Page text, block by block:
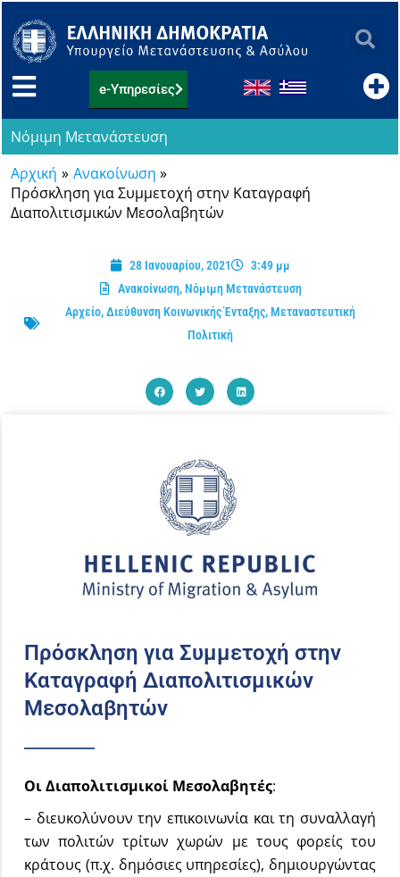
στο
περιεχόμενο
e-Υπηρεσίες
Νόμιμη Μετανάστευση
Αρχική
Ανακοίνωση
Πρόσκληση για Συμμετοχή στην Καταγραφή
Διαπολιτισμικών Μεσολαβητών
28 Ιανουαρίου, 2021
3:49 μμ
Ανακοίνωση,Νόμιμη Μετανάστευση
Αρχείο,Διεύθυνση Κοινωνικής Ένταξης,Μεταναστευτική
Πολιτική
Πρόσκληση για Συμμετοχή στην
Καταγραφή Διαπολιτισμικών
Μεσολαβητών
Οι Διαπολιτισμικοί Μεσολαβητές:
– διευκολύνουν την επικοινωνία και τη συναλλαγή
των πολιτών τρίτων χωρών με τους φορείς του
κράτους (π.χ. δημόσιες υπηρεσίες), δημιουργώντας